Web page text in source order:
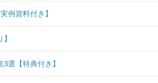
例資料付き】
選【特典付き】